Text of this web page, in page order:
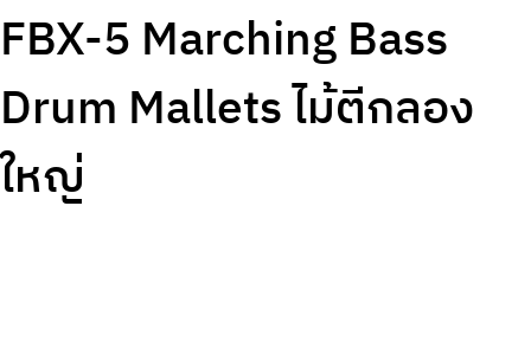
FBX-5 Marching Bass
Drum Mallets ไม้ตีกลอง
ใหญ่